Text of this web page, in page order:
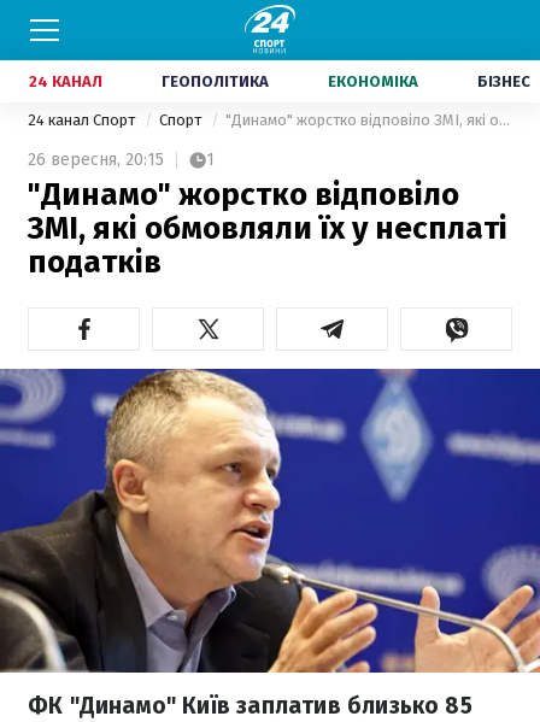
24 КАНАЛ ГЕОПОЛІТИКА ЕКОНОМІКА БІЗНЕС
24 канал Спорт Спорт "Динамо" жорстко відповіло ЗМІ, які обмовляли їх у несплаті податків
26 вересня, 20:15 1
"Динамо" жорстко відповіло
ЗМІ, які обмовляли їх у несплаті
податків
ФК "Динамо" Київ заплатив близько 85